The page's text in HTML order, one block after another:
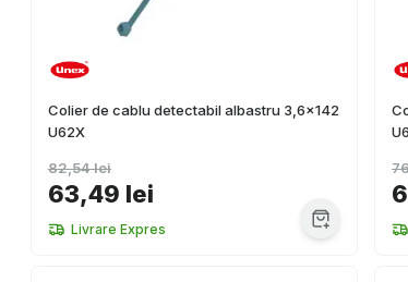
Colier de cablu detectabil albastru 3,6x142
U62X
63,49 lei
82,54 lei
Livrare Expres